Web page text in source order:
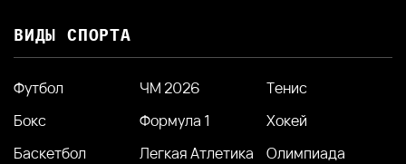
ВИДЫ СПОРТА
Футбол ЧМ 2026
Тенис
Бокс
Формула 1
Хокей
Баскетбол
Легкая Атлетика
Олимпиада